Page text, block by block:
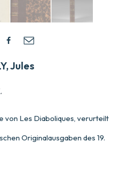
Jules
von Les Diaboliques, verurteilt
Originalausgaben des 19.